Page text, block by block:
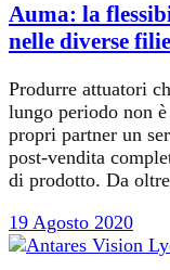
Auma: la
nelle diverse
Produrre attuatori
lungo periodo non
propri partner un
post-vendita
di prodotto. Da
19 Agosto 2020